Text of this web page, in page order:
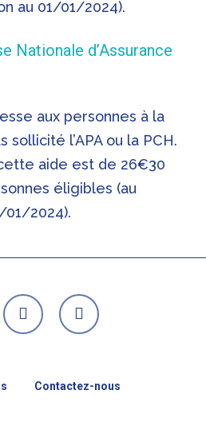
au 01/01/2024).
Nationale d’Assurance
aux personnes à la
sollicité l’APA ou la PCH.
aide est de 26€30
éligibles (au
01/2024).
linkedin youtube
Contactez-nous